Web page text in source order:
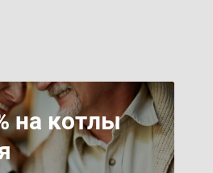
на котлы